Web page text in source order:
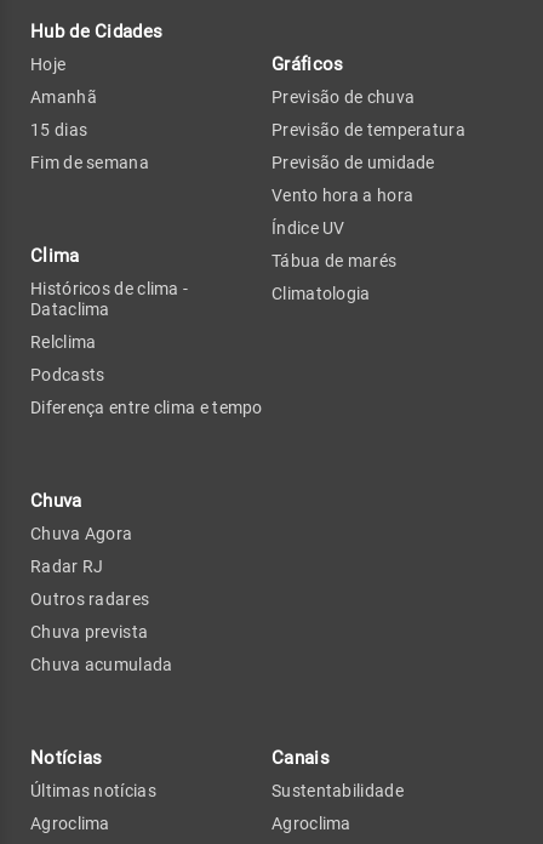
Hub de Cidades
Hoje
Amanhã
15 dias
Fim de semana
Clima
Históricos de clima -
Dataclima
Relclima
Podcasts
Diferença entre clima e tempo
Chuva
Chuva Agora
Radar RJ
Outros radares
Chuva prevista
Chuva acumulada
Gráficos
Previsão de chuva
Previsão de temperatura
Previsão de umidade
Vento hora a hora
Índice UV
Tábua de marés
Climatologia
Notícias
Últimas notícias
Agroclima
Canais
Sustentabilidade
Agroclima